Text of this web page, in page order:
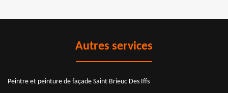
Autres services
Peintre et peinture de façade Saint Brieuc Des Iffs